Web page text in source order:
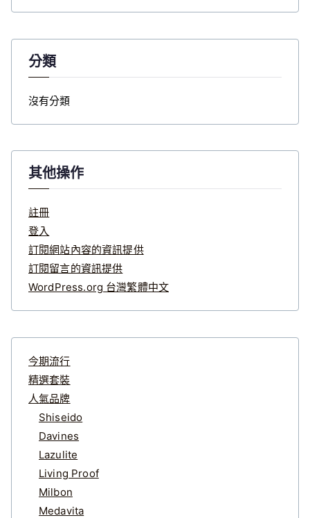
分類
沒有分類
其他操作
註冊
登入
訂閱網站內容的資訊提供
訂閱留言的資訊提供
WordPress.org 台灣繁體中文
今期流行
精選套裝
人氣品牌
Shiseido
Davines
Lazulite
Living Proof
Milbon
Medavita